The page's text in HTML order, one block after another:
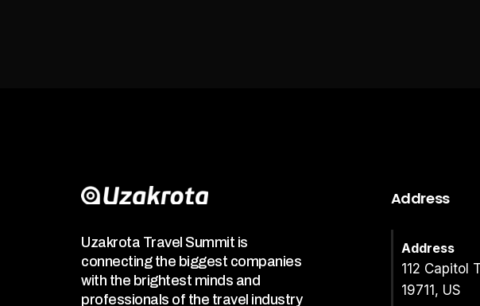
Uzakrota Travel Summit is
connecting the biggest companies
with the brightest minds and
professionals of the travel industry
Address
Address
112 Capitol
19711, US